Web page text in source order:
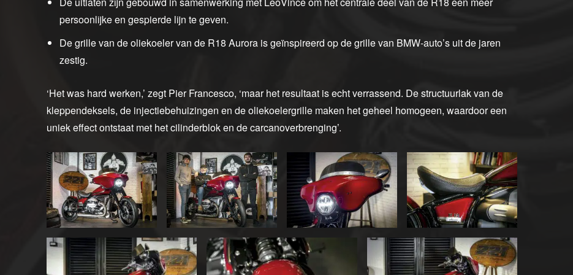
persoonlijke en gespierde lijn te geven.
De grille van de oliekoeler van de R18 Aurora is geïnspireerd op de grille van BMW-auto’s uit de jaren
zestig.
‘Het was hard werken,’ zegt Pier Francesco, ‘maar het resultaat is echt verrassend. De structuurlak van de
kleppendeksels, de injectiebehuizingen en de oliekoelergrille maken het geheel homogeen, waardoor een
uniek effect ontstaat met het cilinderblok en de carcanoverbrenging’.